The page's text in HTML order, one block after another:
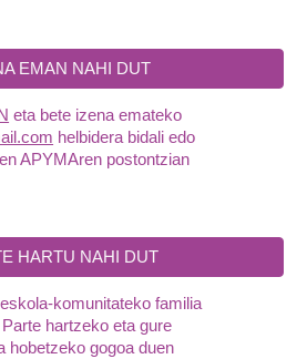
EMAN NAHI DUT
eta bete izena emateko
helbidera bidali edo
APYMAren postontzian
HARTU NAHI DUT
komunitateko familia
hartzeko eta gure
hobetzeko gogoa duen